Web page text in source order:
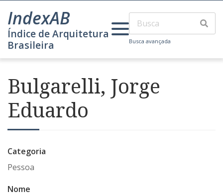
IndexAB
Índice de Arquitetura
Brasileira
Busca avançada
Bulgarelli, Jorge
Eduardo
Categoria
Pessoa
Nome